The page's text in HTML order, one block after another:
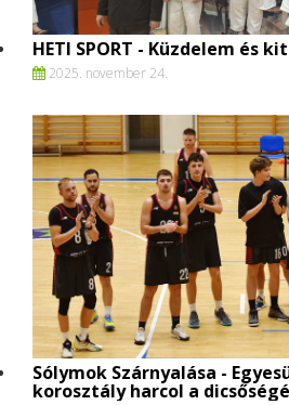
HETI SPORT - Küzdelem és
2025. november 24.
Sólymok Szárnyalása -
korosztály harcol a